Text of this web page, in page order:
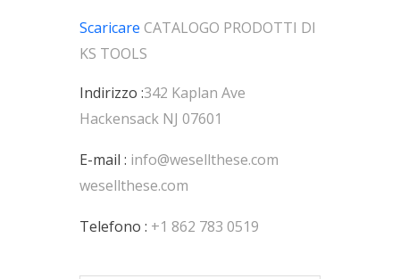
Scaricare CATALOGO PRODOTTI DI
KS TOOLS
Indirizzo :342 Kaplan Ave
Hackensack NJ 07601
E-mail : info@wesellthese.com
wesellthese.com
Telefono : +1 862 783 0519